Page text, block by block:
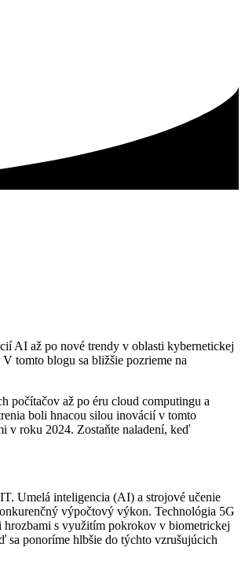
AI až po nové trendy v oblasti kybernetickej
tomto blogu sa bližšie pozrieme na
počítačov až po éru cloud computingu a
boli hnacou silou inovácií v tomto
v roku 2024. Zostaňte naladení, keď
Umelá inteligencia (AI) a strojové učenie
výpočtový výkon. Technológia 5G
s využitím pokrokov v biometrickej
ponoríme hlbšie do týchto vzrušujúcich